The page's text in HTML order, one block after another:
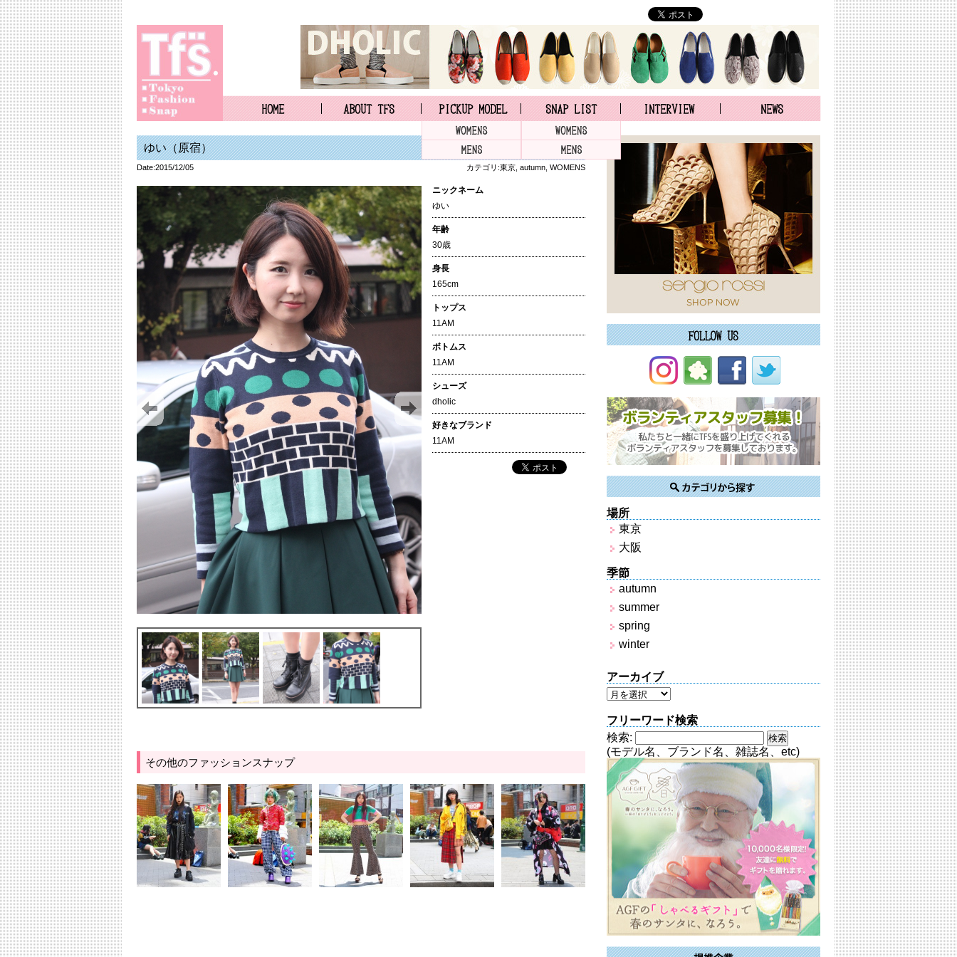
ゆい（原宿）
Date:2015/12/05 カテゴリ:東京 autumn WOMENS
ニックネーム
ゆい
年齢
30歳
身長
165cm
トップス
11AM
ボトムス
11AM
シューズ
dholic
好きなブランド
11AM
その他のファッションスナップ
場所
東京
大阪
季節
autumn
summer
spring
winter
アーカイブ
フリーワード検索
検索:
(モデル名、ブランド名、雑誌名、etc)